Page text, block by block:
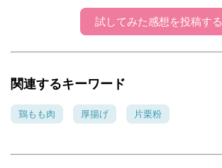
試してみた感想を投稿する
関連するキーワード
鶏もも肉 厚揚げ 片栗粉